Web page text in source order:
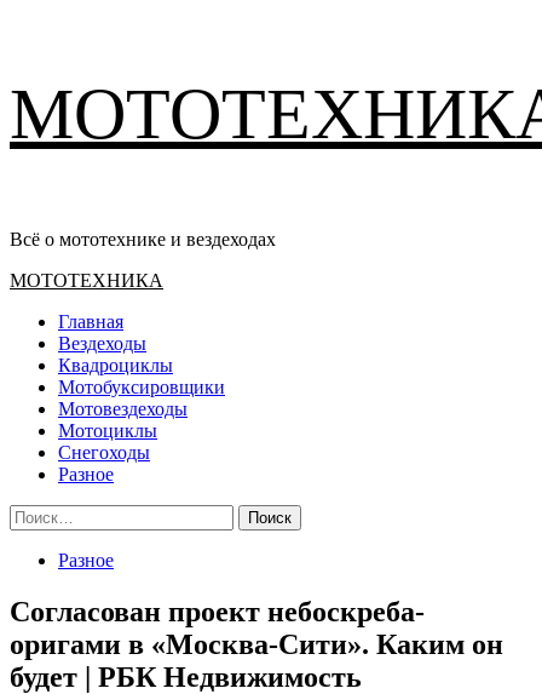
содержимому
Всё о мототехнике и вездеходах
Основное
МОТОТЕХНИКА
Главная
Вездеходы
Квадроциклы
Мотобуксировщики
Мотовездеходы
Мотоциклы
Снегоходы
Разное
Найти:
Разное
Согласован проект небоскреба-
оригами в «Москва-Cити». Каким он
будет | РБК Недвижимость